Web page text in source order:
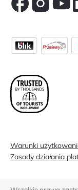
Warunki
Zasady działania